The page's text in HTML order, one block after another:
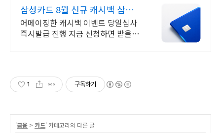
삼성카드 8월 신규 캐시백 삼성
카드 최대 캐시백지원
어메이징한 캐시백 이벤트 당일심사
즉시발급 진행 지금 신청하면 받을수
1 구독하기
'금융 > 카드' 카테고리의 다른 글